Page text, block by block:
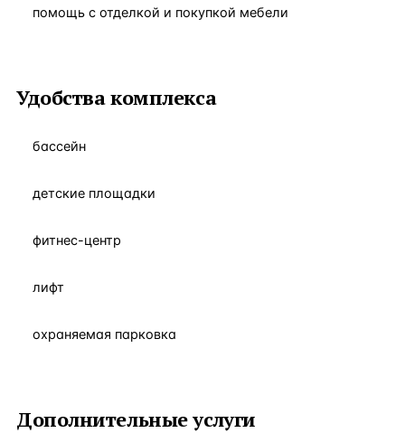
помощь с отделкой и покупкой мебели
Удобства комплекса
бассейн
детские площадки
фитнес-центр
лифт
охраняемая парковка
Дополнительные услуги